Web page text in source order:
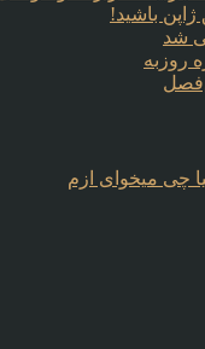
باشید!
شد
روزبه
چی میخوای ازم